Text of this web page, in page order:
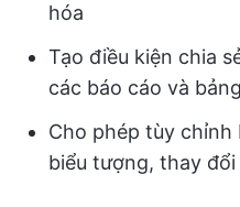
hóa
Tạo điều kiện chia
các báo cáo và
Cho phép tùy chỉnh
biểu tượng, thay